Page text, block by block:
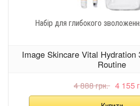
Набір для глибокого
Image Skincare Vital Hydration
Routine
4 888 грн. 4 155